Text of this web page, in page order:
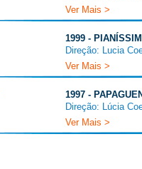
Ver Mais >
1999 -
Direção: Lucia
Ver Mais >
1997 -
Direção: Lúcia
Ver Mais >